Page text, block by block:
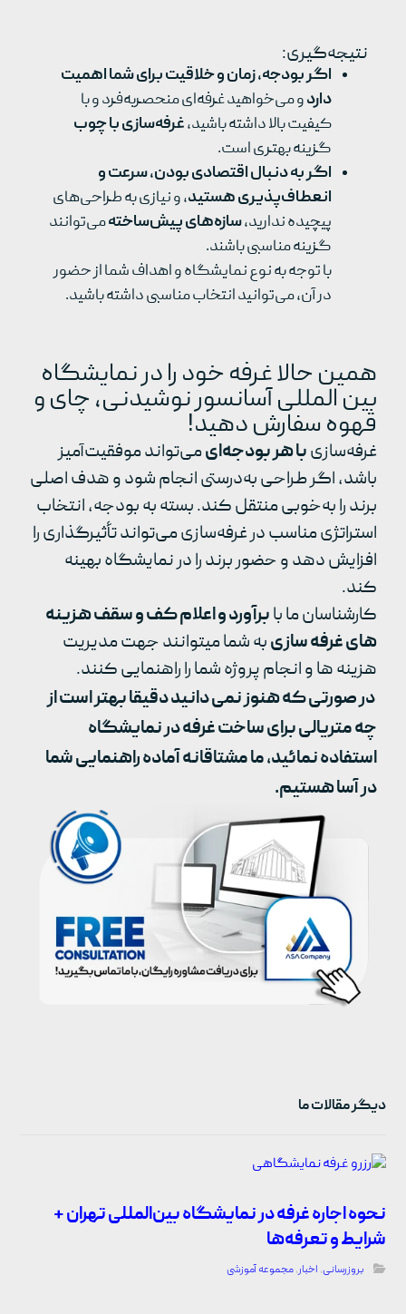
نتیجه‌گیری:
اگر بودجه، زمان و خلاقیت برای شما اهمیت
داردو می‌خواهید غرفه‌ای منحصربه‌فرد و با
کیفیت بالا داشته باشید،غرفه‌سازی با چوب
گزینه بهتری است.
اگر به دنبال اقتصادی بودن، سرعت و
انعطاف‌پذیری هستید، و نیازی به طراحی‌های
پیچیده ندارید،سازه‌های پیش‌ساختهمی‌توانند
گزینه مناسبی باشند.
با توجه به نوع نمایشگاه و اهداف شما از حضور
در آن، می‌توانید انتخاب مناسبی داشته باشید.
همین حالا غرفه خود را در نمایشگاه
بین المللی آسانسور نوشیدنی، چای و
قهوه سفارش دهید!
غرفه‌سازیبا هر بودجه‌ایمی‌تواند موفقیت‌آمیز
باشد، اگر طراحی به‌درستی انجام شود و هدف اصلی
برند را به‌خوبی منتقل کند. بسته به بودجه، انتخاب
استراتژی مناسب در غرفه‌سازی می‌تواند تأثیرگذاری را
افزایش دهد و حضور برند را در نمایشگاه بهینه
کند.
کارشناسان ما بابرآورد و اعلام کف و سقف هزینه
های غرفه سازیبه شما میتوانند جهت مدیریت
هزینه ها و انجام پروژه شما را راهنمایی کنند.
در صورتی که هنوز نمی دانید دقیقا بهتر است از
چه متریالی برای ساخت غرفه در نمایشگاه
استفاده نمائید، ما مشتاقانه آماده راهنمایی شما
در آسا هستیم.
دیگر مقالات ما
نحوه اجاره غرفه در نمایشگاه بین‌المللی تهران +
شرایط و تعرفه‌ها
بروزرسانی, اخبار,مجموعه آموزشی